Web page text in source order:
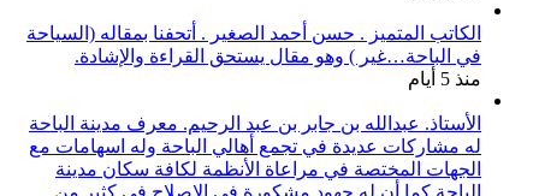
الكاتب المتميز . حسن أحمد الصغير . أتحفنا بمقاله (السياحة
في الباحة…غير ) وهو مقال يستحق القراءة والإشادة.
منذ 5 أيام
الأستاذ. عبدالله بن جابر بن عبد الرحيم. معرف مدينة الباحة
له مشاركات عديدة في تجمع أهالي الباحة وله اسهامات مع
الجهات المختصة في مراعاة الأنظمة لكافة سكان مدينة
الباحة كما أن له جهود مشكورة في الإصلاح في كثير من